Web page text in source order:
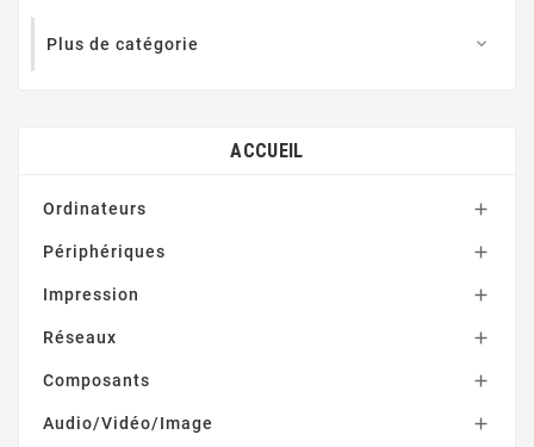
Plus de catégorie 
ACCUEIL
Ordinateurs 
Périphériques 
Impression 
Réseaux 
Composants 
Audio/Vidéo/Image 